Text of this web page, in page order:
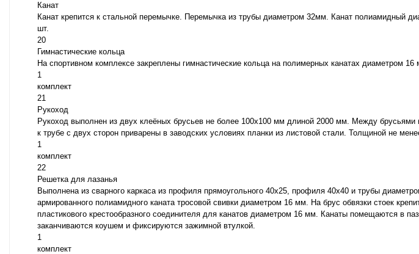
Канат
Канат крепится к стальной перемычке. Перемычка из трубы диаметром 32мм. Канат полиамидный
шт.
20
Гимнастические кольца
На спортивном комплексе закреплены гимнастические кольца на полимерных канатах диаметром
1
комплект
21
Рукоход
Рукоход выполнен из двух клеёных брусьев не более 100х100 мм длиной 2000 мм. Между
к трубе с двух сторон приварены в заводских условиях планки из листовой стали. Толщиной не
1
комплект
22
Решетка для лазанья
Выполнена из сварного каркаса из профиля прямоугольного 40х25, профиля 40х40 и трубы
армированного полиамидного каната тросовой свивки диаметром 16 мм. На брус обвязки стоек
пластикового крестообразного соединителя для канатов диаметром 16 мм. Канаты помещаются в
заканчиваются коушем и фиксируются зажимной втулкой.
1
комплект